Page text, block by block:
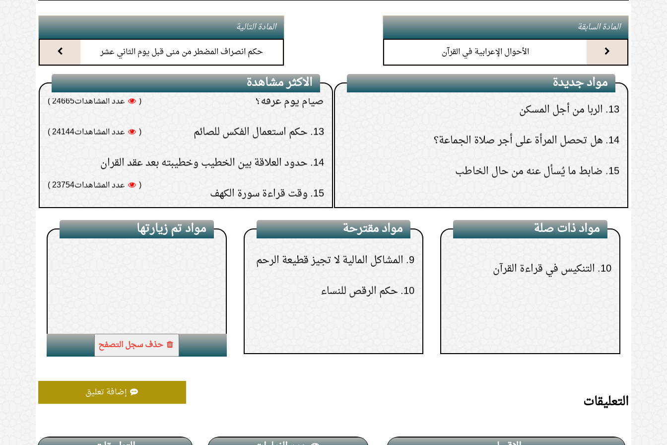
المادة السابقة
الأحوال الإعرابية في القرآن
المادة التالية
حكم انصراف المضطر من منى قبل يوم الثاني عشر
مواد جديدة
11. الاستشفاء بماء المطر
12.
حكم الجمع في المطر؟
13. الربا من أجل المسكن
14. هل تحصل المرأة على أجر صلاة الجماعة؟
15. ضابط ما يُسأل عنه من حال الخاطب
الاكثر مشاهدة
حكم التحاميل والحقن الشرجية للصائم ( عدد المشاهدات24715 )
من صام يوم عرفة بنية القضاء هل يدرك الأجر المترتب على
صيام يوم عرفة؟
( عدد المشاهدات24665 )
13. حكم استعمال الفكس للصائم ( عدد المشاهدات24144 )
14. حدود العلاقة بين الخطيب وخطيبته بعد عقد القران
عدد المشاهدات23754 ) 15. وقت قراءة سورة الكهف
( عدد المشاهدات18599 )
مواد ذات صلة
4. دخول مكان قضاء الحاجة بأشرطة
القرآن
5. وقت قراءة سورة الكهف
دخول الخلاء بالمصحف
هل من كلام الله الحسن والأحسن؟
تفسير قوله تعالى: وتركنا فيها آية
للذين يخافون العذاب الأليم
9. قٌراءة الحائض للقرآن
10. التنكيس في قراءة القرآن
مواد مقترحة
3. حكم صبغ الشعر
4. محفظة مصنوعة من جلد الخنزير
5. حكم قول المرأة الأجنبية للرجل
حكم الزفة في حفلات الأعراس
8. كيف أبر والدتي بعد موتها؟
9. المشاكل المالية لا تجيز قطيعة الرحم
10. حكم الرقص للنساء
مواد تم زيارتها
حذف سجل التصفح
التعليقات إضافة تعليق